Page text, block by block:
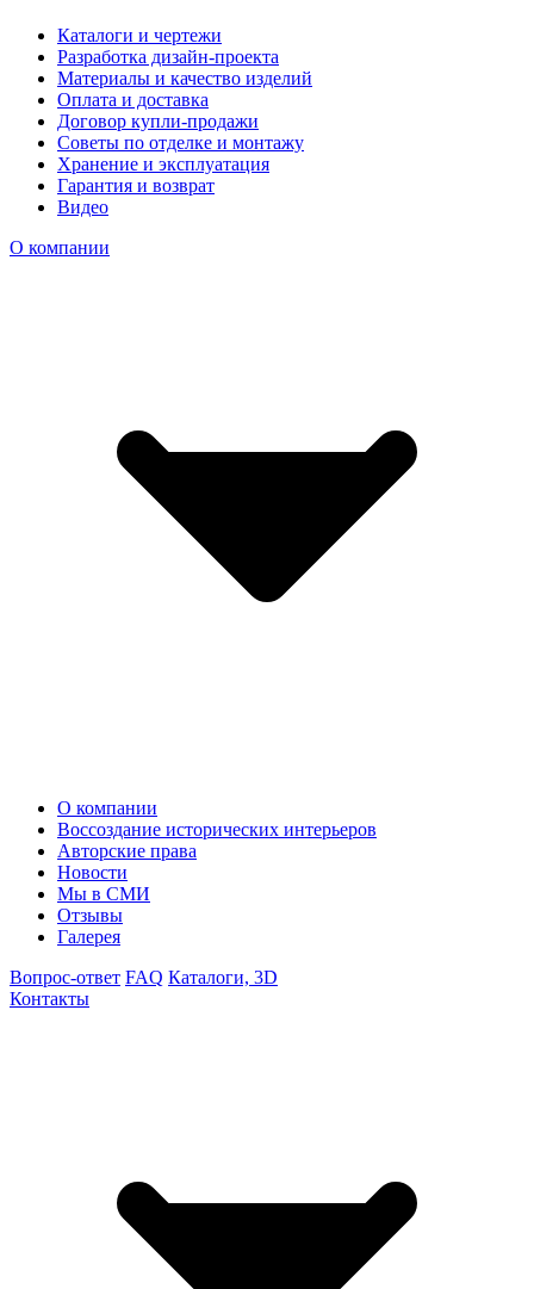
Каталоги и чертежи
Разработка дизайн-проекта
Материалы и качество изделий
Оплата и доставка
Договор купли-продажи
Советы по отделке и монтажу
Хранение и эксплуатация
Гарантия и возврат
Видео
О компании
О компании
Воссоздание исторических интерьеров
Авторские права
Новости
Мы в СМИ
Отзывы
Галерея
Вопрос-ответ FAQ Каталоги, 3D
Контакты